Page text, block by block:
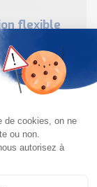
flexible
interface
SICK
utilisateur
de
SAVOIR PLUS